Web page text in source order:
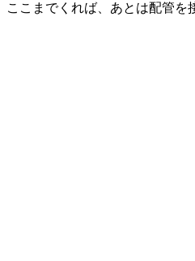
ここまでくれば、あとは配管を